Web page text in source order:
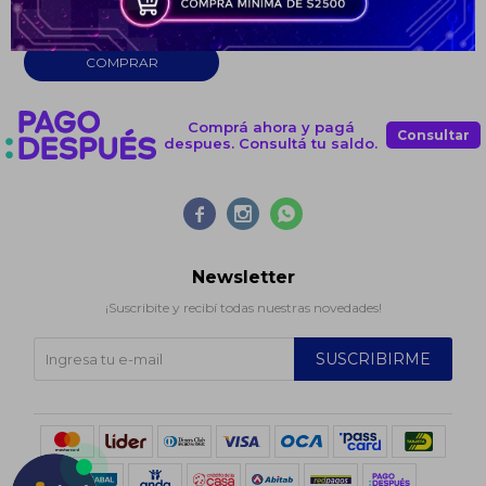
UYU 1.530
Comprá ahora y pagá
despues. Consultá tu saldo.
Consultar
  
Newsletter
¡Suscribite y recibí todas nuestras novedades!
SUSCRIBIRME
Continuar